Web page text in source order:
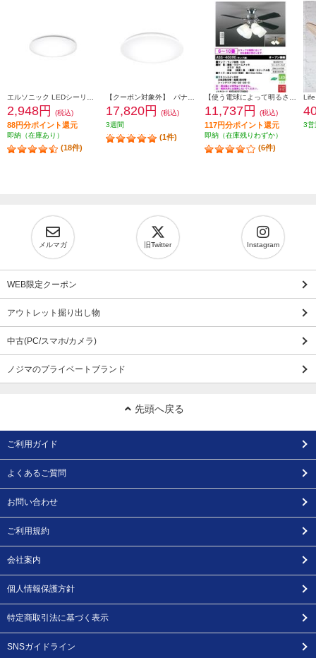
2,948円 (税込)
88円分ポイント還元
即納（在庫あり）
(18件)
17,820円
(税込)
3週間
(1件)
11,737円 (税込)
117円分ポイント還元
即納（在庫残りわずか）
(6件)
3営
メルマガ 旧Twitter Instagram
WEB限定クーポン
アウトレット掘り出し物
中古(PC/スマホ/カメラ)
ノジマのプライベートブランド
先頭へ戻る
ご利用ガイド
よくあるご質問
お問い合わせ
ご利用規約
会社案内
個人情報保護方針
特定商取引法に基づく表示
SNSガイドライン